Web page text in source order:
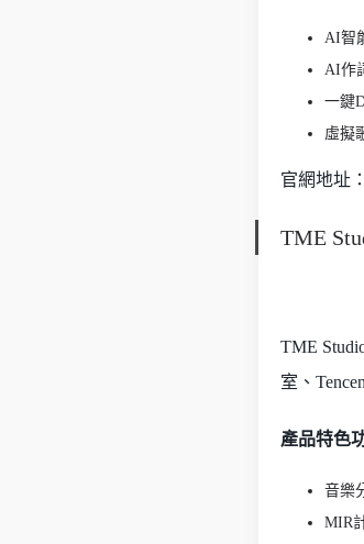
AI智
AI作
一鍵
虛擬
官網地址
TME
TME
室、
產品特色
音樂
MIR